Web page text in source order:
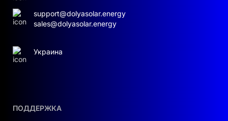
ПОДДЕРЖКА
support@dolyasolar.energy
sales@dolyasolar.energy
Украина